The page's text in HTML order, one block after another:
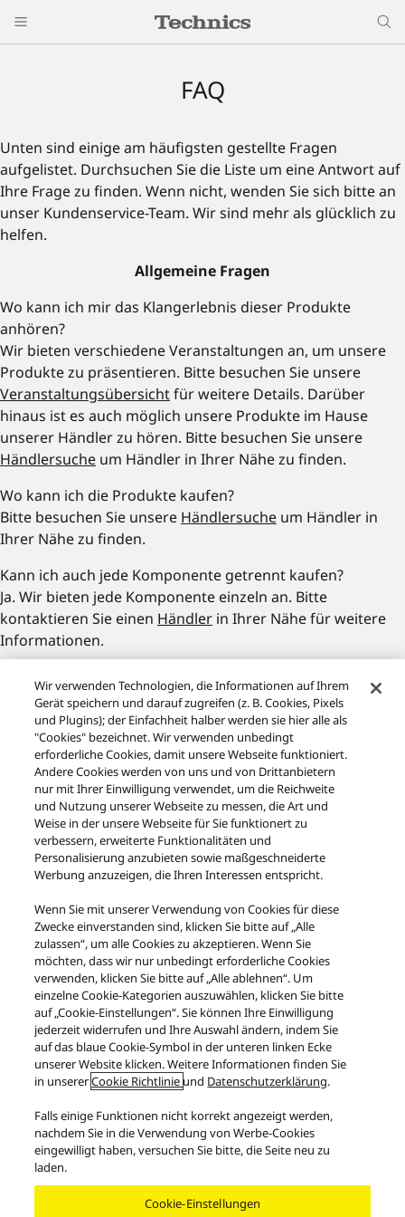
FAQ
Unten sind einige am häufigsten gestellte Fragen
aufgelistet. Durchsuchen Sie die Liste um eine Antwort auf
Ihre Frage zu finden. Wenn nicht, wenden Sie sich bitte an
unser Kundenservice-Team. Wir sind mehr als glücklich zu
helfen.
Allgemeine Fragen
Wo kann ich mir das Klangerlebnis dieser Produkte
anhören?
Wir bieten verschiedene Veranstaltungen an, um unsere
Produkte zu präsentieren. Bitte besuchen Sie unsere
Veranstaltungsübersichtfür weitere Details. Darüber
hinaus ist es auch möglich unsere Produkte im Hause
unserer Händler zu hören. Bitte besuchen Sie unsere
Händlersuche um Händler in Ihrer Nähe zu finden.
Wo kann ich die Produkte kaufen?
Bitte besuchen Sie unsere Händlersuche um Händler in
Ihrer Nähe zu finden.
Kann ich auch jede Komponente getrennt kaufen?
Ja. Wir bieten jede Komponente einzeln an. Bitte
kontaktieren Sie einen Händler in Ihrer Nähe für weitere
Informationen.
Einige Produkte haben ein höheres Gewicht. Kann ich eine
VorOrt-Installation beauftragen?
Bitte kontaktieren Sie einenHändlerin Ihrer Nähe für
weitere Details.
Wie kann ich die Software der Geräte aktualisieren?
Bitte besuchen Sie dieSoftware-Update Webseite
Details zur Vorgehensweise.
Wie kann ich mit dem Produkt-Service in Kontakt treten?
Bitte besuchen Sie unsereServicecentersucheum
autorisierte Servicecenter in Ihrer Nähe zu finden.
Wo kann ich Technics Musik-App für Smartphones
herunterladen?
Wir bieten die Apps im Apple App Store und Google Play
Store an. Bitte besuchen Sie dieTechnics Music App
Webseitefür weitere Details.
Kontakt
Facebook
Nutzungsbedingungen
Datenschutzerklärung
Kontakt
Impressum AGB des Technics Onlineshops
Wir verwenden Technologien, die Informationen auf Ihrem
Gerät speichern und darauf zugreifen (z. B. Cookies, Pixels
und Plugins); der Einfachheit halber werden sie hier alle als
"Cookies" bezeichnet. Wir verwenden unbedingt
erforderliche Cookies, damit unsere Webseite funktioniert.
Andere Cookies werden von uns und von Drittanbietern
nur mit Ihrer Einwilligung verwendet, um die Reichweite
und Nutzung unserer Webseite zu messen, die Art und
Weise in der unsere Webseite für Sie funktionert zu
verbessern, erweiterte Funktionalitäten und
Personalisierung anzubieten sowie maßgeschneiderte
Werbung anzuzeigen, die Ihren Interessen entspricht.
Wenn Sie mit unserer Verwendung von Cookies für diese
Zwecke einverstanden sind, klicken Sie bitte auf „Alle
zulassen“, um alle Cookies zu akzeptieren. Wenn Sie
möchten, dass wir nur unbedingt erforderliche Cookies
verwenden, klicken Sie bitte auf „Alle ablehnen“. Um
einzelne Cookie-Kategorien auszuwählen, klicken Sie bitte
auf „Cookie-Einstellungen“. Sie können Ihre Einwilligung
jederzeit widerrufen und Ihre Auswahl ändern, indem Sie
auf das blaue Cookie-Symbol in der unteren linken Ecke
unserer Website klicken. Weitere Informationen finden Sie
in unsererCookie Richtlinie und Datenschutzerklärung.
Falls einige Funktionen nicht korrekt angezeigt werden,
nachdem Sie in die Verwendung von Werbe-Cookies
eingewilligt haben, versuchen Sie bitte, die Seite neu zu
laden.
Cookie-Einstellungen